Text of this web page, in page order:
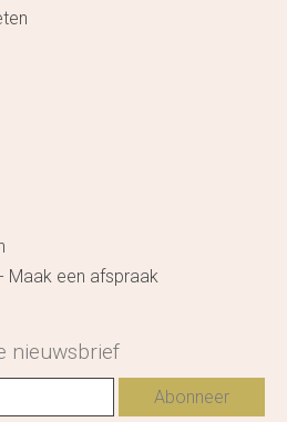
Maak een afspraak
nieuwsbrief
Abonneer